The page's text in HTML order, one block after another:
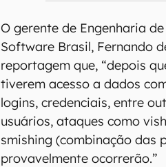
O gerente de Engenharia
Software Brasil, Fernando
reportagem que, “depois
tiverem acesso a dados
logins, credenciais, entre
usuários, ataques como
smishing (combinação das
provavelmente ocorrerão.”